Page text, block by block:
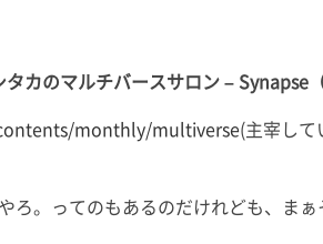
カのマルチバースサロン – Synapse
monthly/multiverse(主宰して
ろ。ってのもあるのだけれども、まぁ